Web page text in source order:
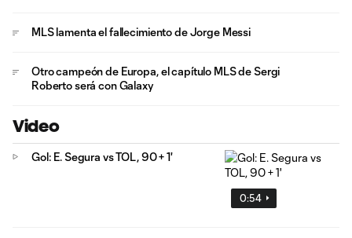
MLS lamenta el fallecimiento de Jorge Messi
Otro campeón de Europa, el capítulo MLS de Sergi
Roberto será con Galaxy
Video
0:54
Gol: E. Segura vs TOL, 90 + 1'